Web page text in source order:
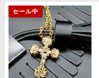
セール中